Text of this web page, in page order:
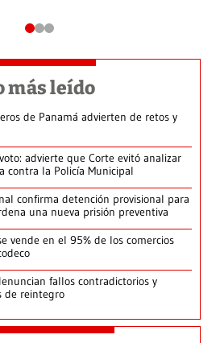
más leído
de Panamá advierten de retos y
advierte que Corte evitó analizar
contra la Policía Municipal
confirma detención provisional para
una nueva prisión preventiva
vende en el 95% de los comercios
fallos contradictorios y
de reintegro